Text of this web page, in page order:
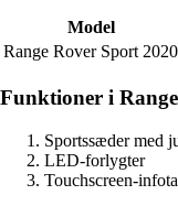
Model
Range Rover Sport 2020
Funktioner i
Sportssæder med
LED-forlygter
Touchscreen-